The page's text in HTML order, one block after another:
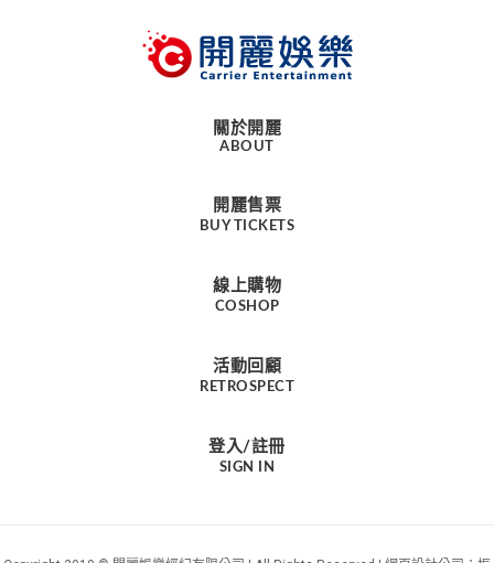
關於開麗
ABOUT
開麗售票
BUY TICKETS
線上購物
COSHOP
活動回顧
RETROSPECT
登入/註冊
SIGN IN